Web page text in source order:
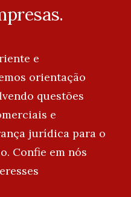
e
orientação
questões
e
jurídica para o
Confie em nós